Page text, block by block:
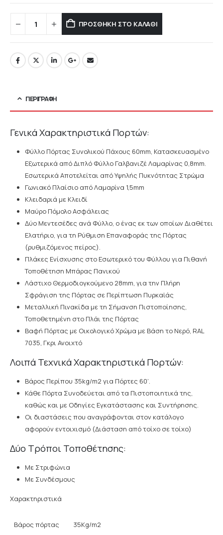
ΠΡΟΣΘΉΚΗ ΣΤΟ ΚΑΛΆΘΙ
ΠΕΡΙΓΡΑΦΉ
Γενικά Χαρακτηριστικά Πορτών:
Φύλλο Πόρτας Συνολικού Πάχους 60mm, Κατασκευασμένο
Εξωτερικά από Διπλό Φύλλο Γαλβανιζέ Λαμαρίνας 0,8mm.
Εσωτερικά Αποτελείται από Υψηλής Πυκνότητας Στρώμα
Γωνιακό Πλαίσιο από Λαμαρίνα 1,5mm
Κλειδαριά με Κλειδί
Μαύρο Πόμολο Ασφάλειας
Δύο Μεντεσέδες ανά Φύλλο, ο ένας εκ των οποίων Διαθέτει
Ελατήριο, για τη Ρύθμιση Επαναφοράς της Πόρτας
(ρυθμιζόμενος πείρος).
Πλάκες Ενίσχυσης στο Εσωτερικό του Φύλλου για Πιθανή
Τοποθέτηση Μπάρας Πανικού
Λάστιχο Θερμοδιογκούμενο 28mm, για την Πλήρη
Σφράγιση της Πόρτας σε Περίπτωση Πυρκαϊάς
Μεταλλική Πινακίδα με τη Σήμανση Πιστοποίησης,
Τοποθετημένη στο Πλάι της Πόρτας
Βαφή Πόρτας με Οικολογικό Χρώμα με Βάση το Νερό, RAL
7035, Γκρι Ανοιχτό
Λοιπά Τεχνικά Χαρακτηριστικά Πορτών:
Βάρος Περίπου 35kg/m2 για Πόρτες 60’.
Κάθε Πόρτα Συνοδεύεται από τα Πιστοποιητικά της,
καθώς και με Οδηγίες Εγκατάστασης και Συντήρησης.
Οι διαστάσεις που αναγράφονται στον κατάλογο
αφορούν εντοιχισμό (Διάσταση από τοίχο σε τοίχο)
Δύο Τρόποι Τοποθέτησης:
Με Στριφώνια
Με Συνδέσμους
Χαρακτηριστικά
Βάρος πόρτας 35Kg/m2